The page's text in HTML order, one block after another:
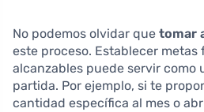
No podemos olvidar que tomar
este proceso. Establecer metas
alcanzables puede servir como
partida. Por ejemplo, si te
cantidad específica al mes o